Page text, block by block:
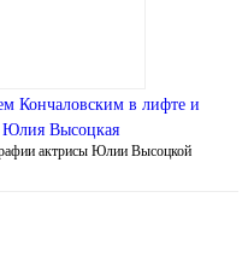
Кончаловским в лифте и
Юлия Высоцкая
актрисы Юлии Высоцкой